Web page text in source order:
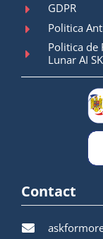
GDPR
Politica
Politica de
Lunar AI
Contact